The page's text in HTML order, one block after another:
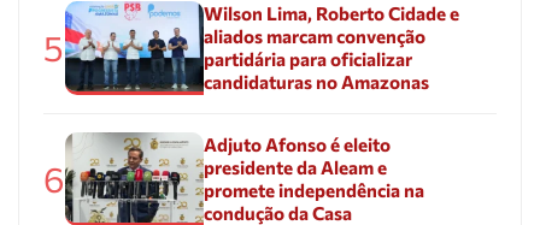
5
Wilson Lima, Roberto Cidade e
aliados marcam convenção
partidária para oficializar
candidaturas no Amazonas
6
Adjuto Afonso é eleito
presidente da Aleam e
promete independência na
condução da Casa